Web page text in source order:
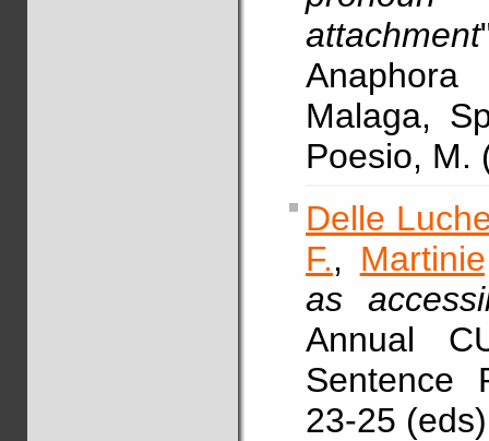
attachment
Malaga,
Poesio,
Delle
F.,
as
Annual
Sentence
23-25